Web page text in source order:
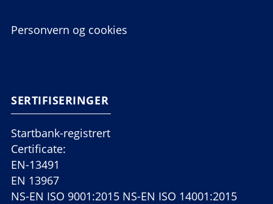
Personvern og cookies
SERTIFISERINGER
Startbank-registrert
Certificate:
EN-13491
EN 13967
NS-EN ISO 9001:2015 NS-EN ISO 14001:2015